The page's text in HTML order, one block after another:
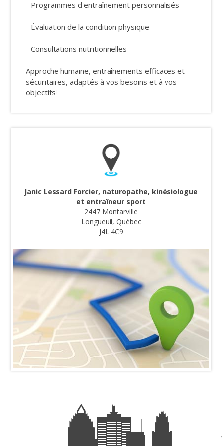
- Programmes d'entraînement personnalisés
- Évaluation de la condition physique
- Consultations nutritionnelles
Approche humaine, entraînements efficaces et
sécuritaires, adaptés à vos besoins et à vos
objectifs!
Janic Lessard Forcier, naturopathe, kinésiologue
et entraîneur sport
2447 Montarville
Longueuil, Québec
J4L 4C9